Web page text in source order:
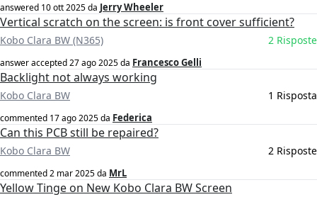
answered 10 ott 2025da Jerry Wheeler
Vertical scratch on the screen: is front cover sufficient?
Kobo Clara BW (N365) 2 Risposte
answer accepted27 ago 2025da Francesco Gelli
Backlight not always working
Kobo Clara BW 1 Risposta
commented 17 ago 2025da Federica
Can this PCB still be repaired?
Kobo Clara BW 2 Risposte
commented2 mar 2025da MrL
Yellow Tinge on New Kobo Clara BW Screen